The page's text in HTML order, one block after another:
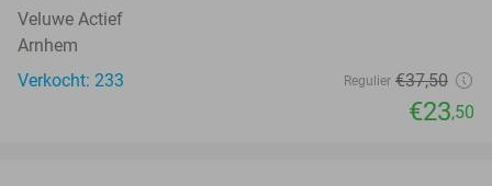
Veluwe Actief
Arnhem
Verkocht: 233
Regulier €37,50
€23,50